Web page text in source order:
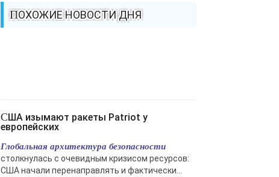
ПОХОЖИЕ НОВОСТИ ДНЯ
США изымают ракеты Patriot у
европейских
Глобальная архитектура безопасности
столкнулась с очевидным кризисом ресурсов:
США начали перенаправлять и фактически...